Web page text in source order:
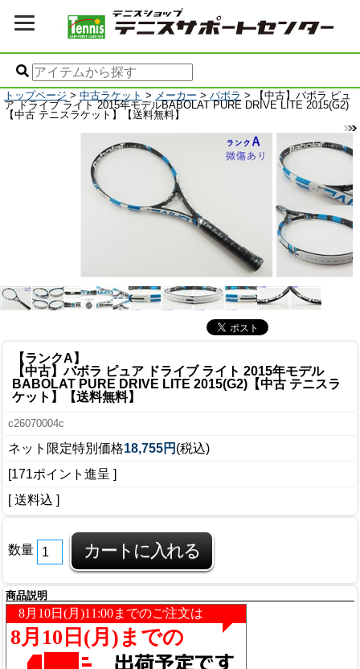
トップページ > 中古ラケット > メーカー > バボラ > 【中古】バボラ ピュ
ア ドライブ ライト 2015年モデルBABOLAT PURE DRIVE LITE 2015(G2)
【中古 テニスラケット】【送料無料】
【ランクA】
【中古】バボラ ピュア ドライブ ライト 2015年モデル
BABOLAT PURE DRIVE LITE 2015(G2)【中古 テニスラ
ケット】【送料無料】
c26070004c
ネット限定特別価格18,755円 (税込)
[171ポイント進呈 ]
[ 送料込 ]
数量
商品説明